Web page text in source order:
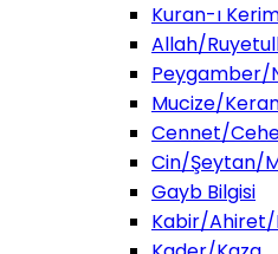
Kuran-ı
Allah/
Peygamber/
Mucize/
Cennet/
Cin/Şeytan/
Gayb Bilgisi
Kabir/Ahiret/